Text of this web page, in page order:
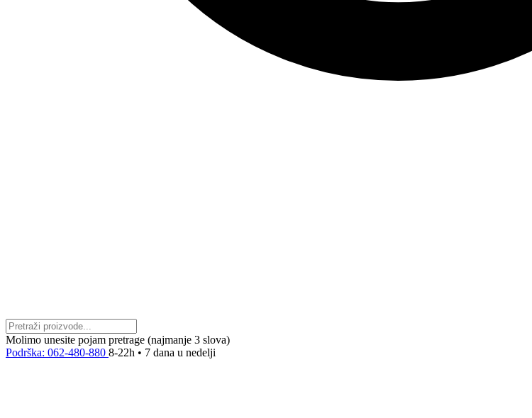
Molimo unesite pojam pretrage (najmanje 3 slova)
Podrška: 062-480-880 8-22h • 7 dana u nedelji